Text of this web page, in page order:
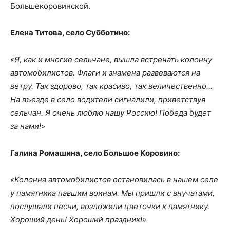
Большекоровинской.
Елена Титова, село Субботино:
«Я, как и многие сельчане, вышла встречать колонну
автомобилистов. Флаги и знамена развеваются на
ветру. Так здорово, так красиво, так величественно…
На въезде в село водители сигналили, приветствуя
сельчан. Я очень люблю нашу Россию! Победа будет
за нами!»
Галина Ромашина, село Большое Коровино:
«Колонна автомобилистов остановилась в нашем селе
у памятника павшим воинам. Мы пришли с внучатами,
послушали песни, возложили цветочки к памятнику.
Хороший день! Хороший праздник!»